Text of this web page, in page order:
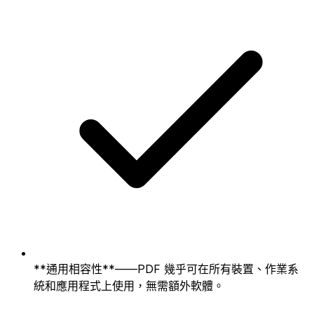
**通用相容性**——PDF 幾乎可在所有裝置、作業系
統和應用程式上使用，無需額外軟體。